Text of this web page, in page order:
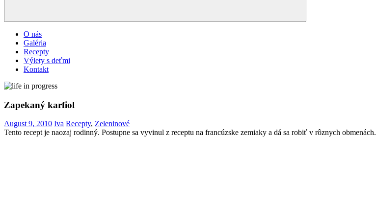
Menu
O nás
Galéria
Recepty
Výlety s deťmi
Kontakt
Zapekaný karfiol
August 9, 2010 Iva Recepty, Zeleninové
Tento recept je naozaj rodinný. Postupne sa vyvinul z receptu na francúzske zemiaky a dá sa robiť v rôznych obmenách.